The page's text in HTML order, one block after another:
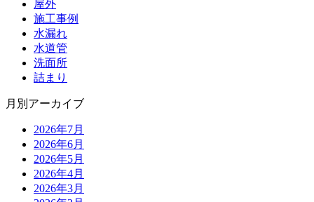
屋外
施工事例
水漏れ
水道管
洗面所
詰まり
月別アーカイブ
2026年7月
2026年6月
2026年5月
2026年4月
2026年3月